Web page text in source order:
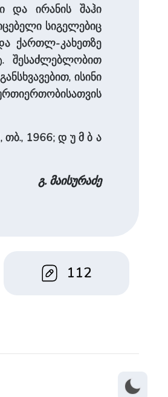
და ირანის შაჰი
სიგელებიც
ქართლ-კახეთზე
შესაძლებლობით
ისინი
1966; დ უ მ ბ ა
გ. მაისურაძე
112